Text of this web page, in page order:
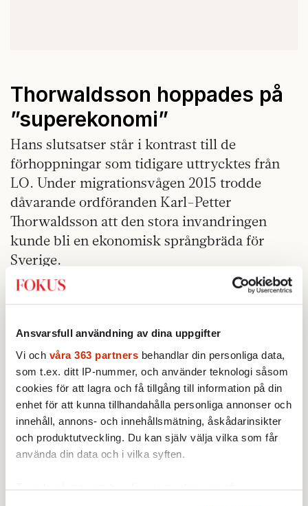
Ansvarsfull användning av dina uppgifter
Vi och våra 363 partners behandlar din personliga data,
som t.ex. ditt IP-nummer, och använder teknologi såsom
cookies för att lagra och få tillgång till information på din
enhet för att kunna tillhandahålla personliga annonser och
innehåll, annons- och innehållsmätning, åskådarinsikter
och produktutveckling. Du kan själv välja vilka som får
använda din data och i vilka syften.
Ta reda på mer om hur dina personliga uppgifter
Thorwaldsson hoppades på
”superekonomi”
Hans slutsatser står i kontrast till de
förhoppningar som tidigare uttrycktes från
LO. Under migrationsvågen 2015 trodde
dåvarande ordföranden Karl-Petter
Thorwaldsson att den stora invandringen
kunde bli en ekonomisk språngbräda för
Sverige.
TillSvenska Dagbladet
sa han att Sverige
kunde ”få en superekonomi” i december 2015
och tillade: ”Det är en enorm investering.
Men redan 2020 kan de flesta av dessa 170
000 ha arbete”.
På sina håll i arbetarrörelsen lever den
positiva grundsynen kvar. Den
fackföreningsägda tankesmedjan Katalys har
i flera rapporter pekat påinvandring som en
arbetsmarknaden och samhället.